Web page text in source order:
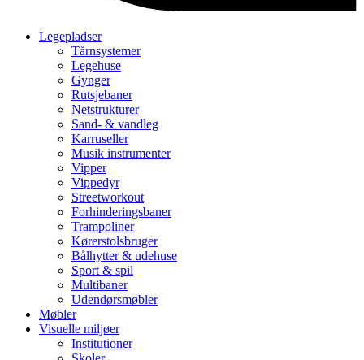
Legepladser
Tårnsystemer
Legehuse
Gynger
Rutsjebaner
Netstrukturer
Sand- & vandleg
Karruseller
Musik instrumenter
Vipper
Vippedyr
Streetworkout
Forhinderingsbaner
Trampoliner
Kørerstolsbruger
Bålhytter & udehuse
Sport & spil
Multibaner
Udendørsmøbler
Møbler
Visuelle miljøer
Institutioner